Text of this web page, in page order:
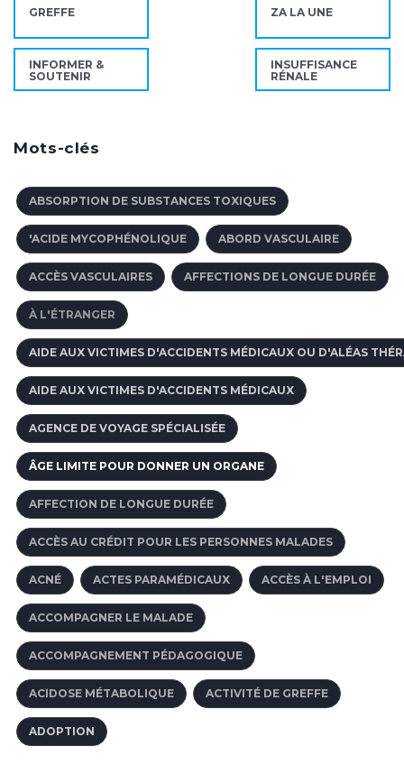
GREFFE ZA LA UNE
INFORMER &
SOUTENIR
INSUFFISANCE
RÉNALE
Mots-clés
ABSORPTION DE SUBSTANCES TOXIQUES
'ACIDE MYCOPHÉNOLIQUE ABORD VASCULAIRE
ACCÈS VASCULAIRES AFFECTIONS DE LONGUE DURÉE
À L'ÉTRANGER
AIDE AUX VICTIMES D'ACCIDENTS MÉDICAUX OU D'ALÉAS
AIDE AUX VICTIMES D'ACCIDENTS MÉDICAUX
AGENCE DE VOYAGE SPÉCIALISÉE
ÂGE LIMITE POUR DONNER UN ORGANE
AFFECTION DE LONGUE DURÉE
ACCÈS AU CRÉDIT POUR LES PERSONNES MALADES
ACNÉ ACTES PARAMÉDICAUX ACCÈS À L'EMPLOI
ACCOMPAGNER LE MALADE
ACCOMPAGNEMENT PÉDAGOGIQUE
ACIDOSE MÉTABOLIQUE ACTIVITÉ DE GREFFE
ADOPTION